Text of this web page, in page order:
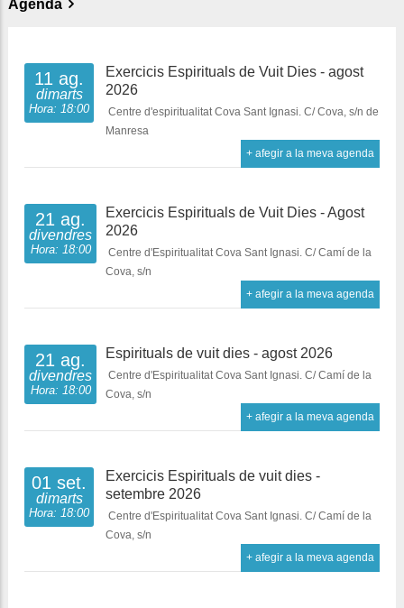
Agenda
11 ag.
dimarts
Hora: 18:00
Exercicis Espirituals de Vuit Dies - agost
2026
Centre d'espiritualitat Cova Sant Ignasi. C/ Cova, s/n de
Manresa
+ afegir a la meva agenda
21 ag.
divendres
Hora: 18:00
Exercicis Espirituals de Vuit Dies - Agost
2026
Centre d'Espiritualitat Cova Sant Ignasi. C/ Camí de la
Cova, s/n
+ afegir a la meva agenda
21 ag.
divendres
Hora: 18:00
Espirituals de vuit dies - agost 2026
Centre d'Espiritualitat Cova Sant Ignasi. C/ Camí de la
Cova, s/n
+ afegir a la meva agenda
01 set.
dimarts
Hora: 18:00
Exercicis Espirituals de vuit dies -
setembre 2026
Centre d'Espiritualitat Cova Sant Ignasi. C/ Camí de la
Cova, s/n
+ afegir a la meva agenda